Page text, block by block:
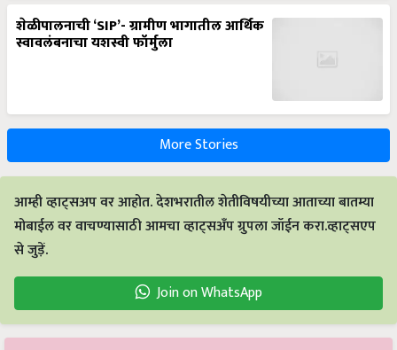
शेळीपालनाची ‘SIP’- ग्रामीण भागातील आर्थिक
स्वावलंबनाचा यशस्वी फॉर्मुला
More Stories
आम्ही व्हाट्सअप वर आहोत. देशभरातील शेतीविषयीच्या आताच्या बातम्या
मोबाईल वर वाचण्यासाठी आमचा व्हाट्सअँप ग्रुपला जॉईन करा.व्हाट्सएप
से जुड़ें.
Join on WhatsApp